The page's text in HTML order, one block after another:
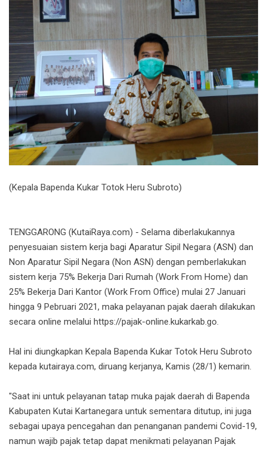
(Kepala Bapenda Kukar Totok Heru Subroto)
TENGGARONG (KutaiRaya.com) - Selama diberlakukannya
penyesuaian sistem kerja bagi Aparatur Sipil Negara (ASN) dan
Non Aparatur Sipil Negara (Non ASN) dengan pemberlakukan
sistem kerja 75% Bekerja Dari Rumah (Work From Home) dan
25% Bekerja Dari Kantor (Work From Office) mulai 27 Januari
hingga 9 Pebruari 2021, maka pelayanan pajak daerah dilakukan
secara online melalui https://pajak-online.kukarkab.go.
Hal ini diungkapkan Kepala Bapenda Kukar Totok Heru Subroto
kepada kutairaya.com, diruang kerjanya, Kamis (28/1) kemarin.
"Saat ini untuk pelayanan tatap muka pajak daerah di Bapenda
Kabupaten Kutai Kartanegara untuk sementara ditutup, ini juga
sebagai upaya pencegahan dan penanganan pandemi Covid-19,
namun wajib pajak tetap dapat menikmati pelayanan Pajak